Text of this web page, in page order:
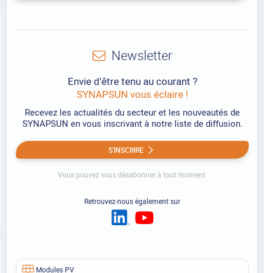
Modules PV
Newsletter
Envie d'être tenu au courant ?
SYNAPSUN vous éclaire !
Recevez les actualités du secteur et les nouveautés de
SYNAPSUN en vous inscrivant à notre liste de diffusion.
S'INSCRIRE
Vous pouvez vous désabonner à tout moment.
Retrouvez-nous également sur